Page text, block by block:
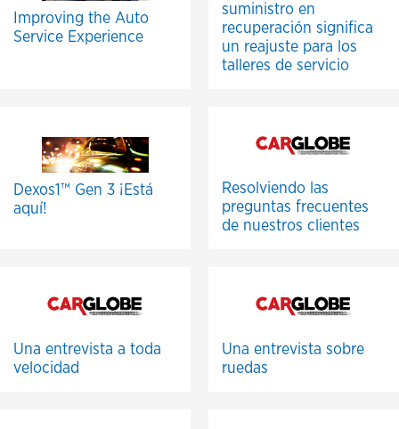
Improving the Auto
Service Experience
suministro en
recuperación significa
un reajuste para los
talleres de servicio
Dexos1™ Gen 3 ¡Está
aquí!
Resolviendo las
preguntas frecuentes
de nuestros clientes
Una entrevista a toda
velocidad
Una entrevista sobre
ruedas